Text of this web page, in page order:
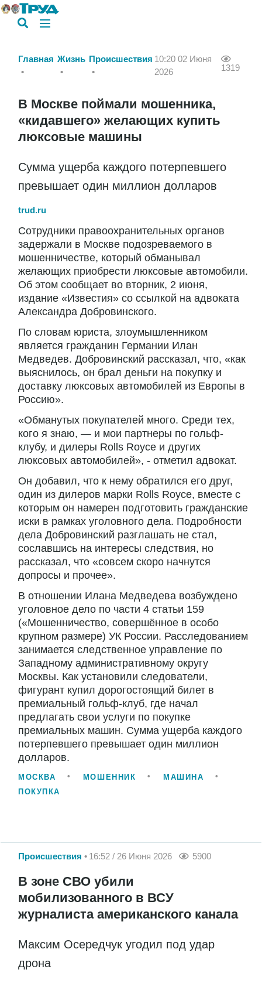
Главная Жизнь Происшествия 10:20 02 Июня
2026
1319
В Москве поймали мошенника,
«кидавшего» желающих купить
люксовые машины
Сумма ущерба каждого потерпевшего
превышает один миллион долларов
trud.ru
Сотрудники правоохранительных органов
задержали в Москве подозреваемого в
мошенничестве, который обманывал
желающих приобрести люксовые автомобили.
Об этом сообщает во вторник, 2 июня,
издание «Известия» со ссылкой на адвоката
Александра Добровинского.
По словам юриста, злоумышленником
является гражданин Германии Илан
Медведев. Добровинский рассказал, что, «как
выяснилось, он брал деньги на покупку и
доставку люксовых автомобилей из Европы в
Россию».
«Обманутых покупателей много. Среди тех,
кого я знаю, — и мои партнеры по гольф-
клубу, и дилеры Rolls Royce и других
люксовых автомобилей», - отметил адвокат.
Он добавил, что к нему обратился его друг,
один из дилеров марки Rolls Royce, вместе с
которым он намерен подготовить гражданские
иски в рамках уголовного дела. Подробности
дела Добровинский разглашать не стал,
сославшись на интересы следствия, но
рассказал, что «совсем скоро начнутся
допросы и прочее».
В отношении Илана Медведева возбуждено
уголовное дело по части 4 статьи 159
(«Мошенничество, совершённое в особо
крупном размере) УК России. Расследованием
занимается следственное управление по
Западному административному округу
Москвы. Как установили следователи,
фигурант купил дорогостоящий билет в
премиальный гольф-клуб, где начал
предлагать свои услуги по покупке
премиальных машин. Сумма ущерба каждого
потерпевшего превышает один миллион
долларов.
МОСКВА МОШЕННИК
МАШИНА
ПОКУПКА
Происшествия 16:52 / 26 Июня 2026 5900
В зоне СВО убили
мобилизованного в ВСУ
журналиста американского канала
Максим Осередчук угодил под удар
дрона